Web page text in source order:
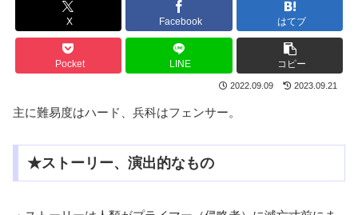
X Facebook はてブ
Pocket LINE コピー
2022.09.09 2023.09.21
主に難易度はハード、兵科はフェンサー。
★ストーリー、演出的なもの